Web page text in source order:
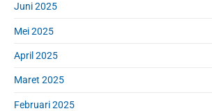
Juni 2025
Mei 2025
April 2025
Maret 2025
Februari 2025